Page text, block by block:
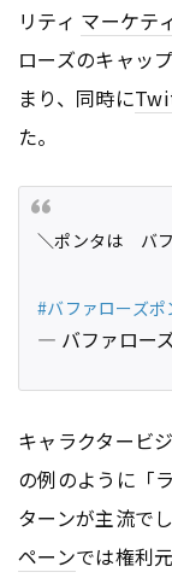
リティ マーケテ
ローズのキャッ
まり、同時に
た。
＼ポンタは バ
#バファローズポ
— バファロー
キャラクタービ
の例のように「
ターンが主流で
ペーンでは権利